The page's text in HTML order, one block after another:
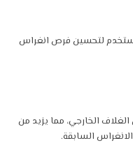
تُستخدم لتحسين فرص انغراس
الخارجي، مما يزيد من
السابقة.